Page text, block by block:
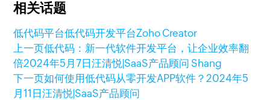
相关话题
低代码平台低代码开发平台Zoho Creator
上一页低代码：新一代软件开发平台，让企业效率翻
倍2024年5月7日汪清悦|SaaS产品顾问 Shang
下一页如何使用低代码从零开发APP软件？2024年5
月11日汪清悦|SaaS产品顾问